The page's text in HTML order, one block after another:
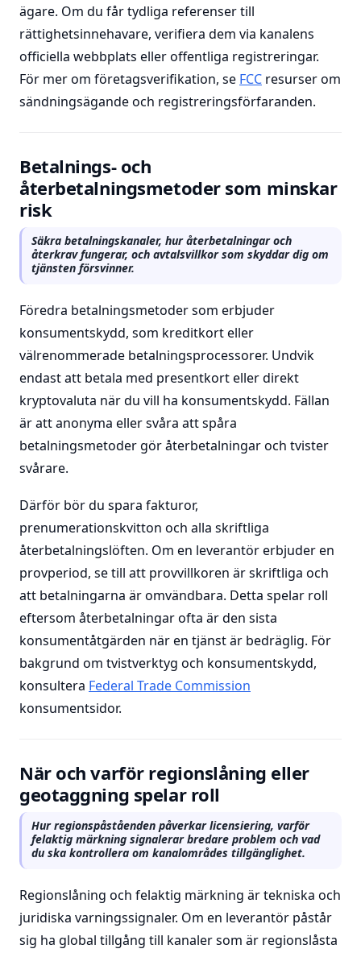
ägare. Om du får tydliga referenser till
rättighetsinnehavare, verifiera dem via kanalens
officiella webbplats eller offentliga registreringar.
För mer om företagsverifikation, se FCC resurser om
sändningsägande och registreringsförfaranden.
Betalnings- och
återbetalningsmetoder som minskar
risk
Säkra betalningskanaler, hur återbetalningar och
återkrav fungerar, och avtalsvillkor som skyddar dig om
tjänsten försvinner.
Föredra betalningsmetoder som erbjuder
konsumentskydd, som kreditkort eller
välrenommerade betalningsprocessorer. Undvik
endast att betala med presentkort eller direkt
kryptovaluta när du vill ha konsumentskydd. Fällan
är att anonyma eller svåra att spåra
betalningsmetoder gör återbetalningar och tvister
svårare.
Därför bör du spara fakturor,
prenumerationskvitton och alla skriftliga
återbetalningslöften. Om en leverantör erbjuder en
provperiod, se till att provvillkoren är skriftliga och
att betalningarna är omvändbara. Detta spelar roll
eftersom återbetalningar ofta är den sista
konsumentåtgärden när en tjänst är bedräglig. För
bakgrund om tvistverktyg och konsumentskydd,
konsultera Federal Trade Commission
konsumentsidor.
När och varför regionslåning eller
geotaggning spelar roll
Hur regionspåståenden påverkar licensiering, varför
felaktig märkning signalerar bredare problem och vad
du ska kontrollera om kanalområdes tillgänglighet.
Regionslåning och felaktig märkning är tekniska och
juridiska varningssignaler. Om en leverantör påstår
sig ha global tillgång till kanaler som är regionslåsta